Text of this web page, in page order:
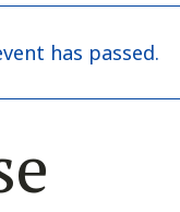
has passed.